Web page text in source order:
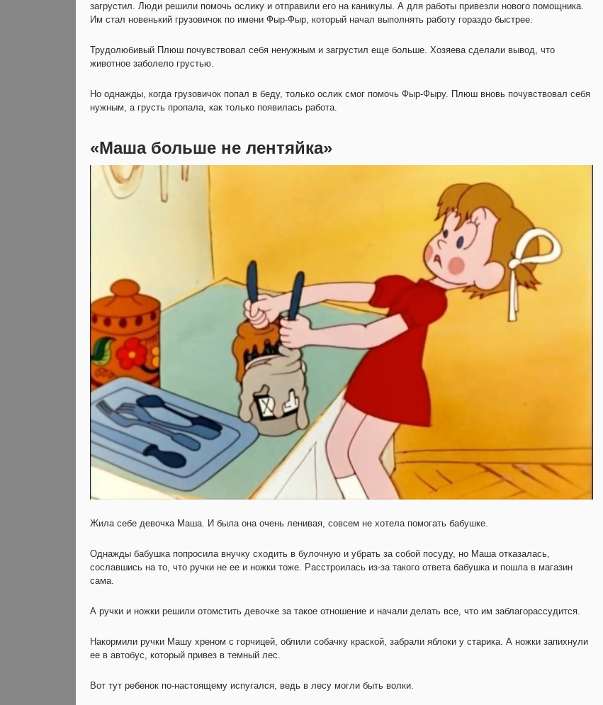
загрустил. Люди решили помочь ослику и отправили его на каникулы. А для работы привезли нового помощника.
Им стал новенький грузовичок по имени Фыр-Фыр, который начал выполнять работу гораздо быстрее.
Трудолюбивый Плюш почувствовал себя ненужным и загрустил еще больше. Хозяева сделали вывод, что
животное заболело грустью.
Но однажды, когда грузовичок попал в беду, только ослик смог помочь Фыр-Фыру. Плюш вновь почувствовал себя
нужным, а грусть пропала, как только появилась работа.
«Маша больше не лентяйка»
Жила себе девочка Маша. И была она очень ленивая, совсем не хотела помогать бабушке.
Однажды бабушка попросила внучку сходить в булочную и убрать за собой посуду, но Маша отказалась,
сославшись на то, что ручки не ее и ножки тоже. Расстроилась из-за такого ответа бабушка и пошла в магазин
сама.
А ручки и ножки решили отомстить девочке за такое отношение и начали делать все, что им заблагорассудится.
Накормили ручки Машу хреном с горчицей, облили собачку краской, забрали яблоки у старика. А ножки запихнули
ее в автобус, который привез в темный лес.
Вот тут ребенок по-настоящему испугался, ведь в лесу могли быть волки.